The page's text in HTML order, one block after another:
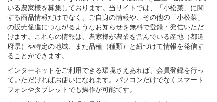
いる農家様を募集しております。当サイトでは、「小松菜」に関
する商品情報だけでなく、ご自身の情報や、その他の「小松菜」
の販売促進につながるようなお知らせを無料で登録・発信いただ
けます。これらの情報は、農家様が農業を営んでいる産地（都道
府県）や特定の地域、また品種（種類）と紐づけて情報を発信す
ることができます。
インターネットをご利用できる環境さえあれば、会員登録を行っ
ていただければお使いになれます。パソコンだけでなくスマート
フォンやタブレットでも操作が可能です。